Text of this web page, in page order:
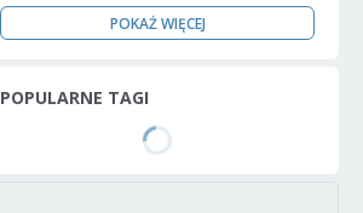
POKAŻ WIĘCEJ
POPULARNE TAGI